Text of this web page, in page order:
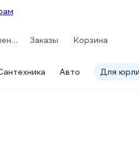
Сравнение Заказы Корзина
Авто Для